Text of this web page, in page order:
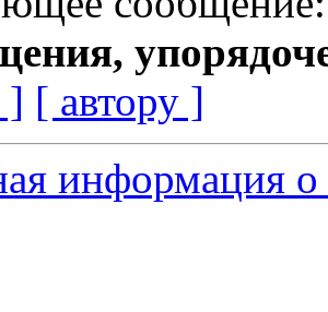
] [ автору ]
информация